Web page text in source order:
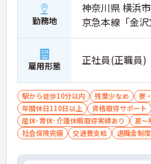
【充実した社内研修や資格取
福祉士からのキャリアアップ
・喀痰吸引などの医療的ケア
受講できる専門の教育体制が整
・日々の業務と両立しながらス
的な役割拡大やリーダー職への
【残業の少なさと柔軟な支援制
て長く働き続けられます】
・残業は月平均10時間程度に
ライフバランスを保ちながら勤
勤務地
神奈川県 横浜
京急本線「金
雇用形態 正社員(正職員)
駅から徒歩10分以内 残業少なめ 寮
年間休日110日以上
資格取得サポート
産休･育休･介護休暇取得実績あり
夏～
社会保険完備
交通費支給 退職金制